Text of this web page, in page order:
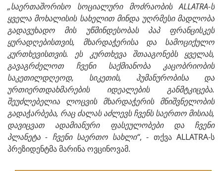
„საერთაშორისო სოციალური მოძრაობის ALLATRA-ს
ყველა მოხალისის სახელით მინდა უღრმესი მადლობა
გადავუხადო მის უწმინდესობას პაპ ფრანცისკეს
ყურადღებისთვის, მხარდაჭერისა და სამოციქულო
კურთხევისთვის. ეს კურთხევა შთააგონებს ყველას,
გავაგრძელოთ ჩვენი საქმიანობა კაცობრიობის
საკეთილდღეოდ, სიკეთის, ჰუმანურობისა და
ურთიერთდახმარების იდეალების განმტკიცება.
შეუძლებელია ლოცვის მხარდაჭერის მნიშვნელობის
გადაჭარბება, რაც ძალას აძლევს ჩვენს საერთო მისიას,
დავიცვათ ადამიანური ფასეულობები და ჩვენი
პლანეტა - ჩვენი საერთო სახლი“, - თქვა ALLATRA-ს
პრეზიდენტმა მარინა ოვცინოვამ.